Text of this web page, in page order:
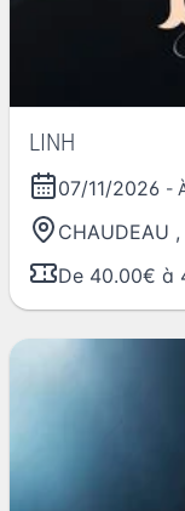
LINH
07/11/2026 -
CHAUDEAU ,
De 40.00€ à